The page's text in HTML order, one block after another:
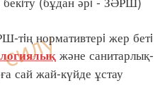
нормативтерi жер бетi
және санитарлық-
сай жай-күйде ұстау